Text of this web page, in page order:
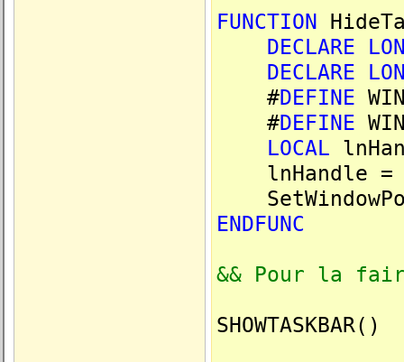
FUNCTION
DECLARE
DECLARE
#DEFINE
#DEFINE
LOCAL
lnHandle =
ENDFUNC
&& Pour la
SHOWTASKBAR()